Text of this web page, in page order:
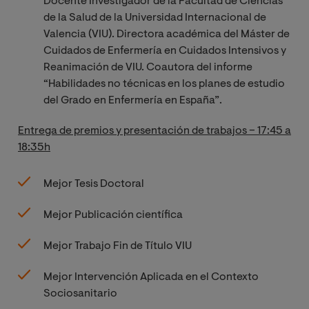
de la Salud de la Universidad Internacional de
Valencia (VIU). Directora académica del Máster de
Cuidados de Enfermería en Cuidados Intensivos y
Reanimación de VIU. Coautora del informe
“Habilidades no técnicas en los planes de estudio
del Grado en Enfermería en España”.
Entrega de premios y presentación de trabajos – 17:45 a
18:35h
Mejor Tesis Doctoral
Mejor Publicación científica
Mejor Trabajo Fin de Título VIU
Mejor Intervención Aplicada en el Contexto
Sociosanitario